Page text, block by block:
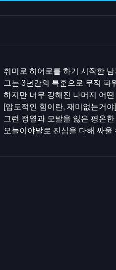
취미로 히어로를 하기 시작한
그는 3년간의 특훈으로 무적 파
하지만 너무 강해진 나머지 어
[압도적인 힘이란, 재미없는거야]
그런 정열과 모발을 잃은 평온
오늘이야말로 진심을 다해 싸울